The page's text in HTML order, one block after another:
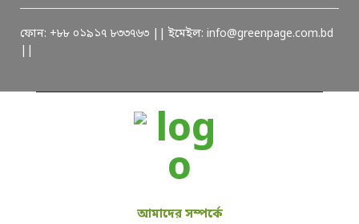
ফোন: +৮৮ ০১৯১৭ ৮৩৩৭৬৩ || ইমেইল: info@greenpage.com.bd
আমাদের সম্পর্কে